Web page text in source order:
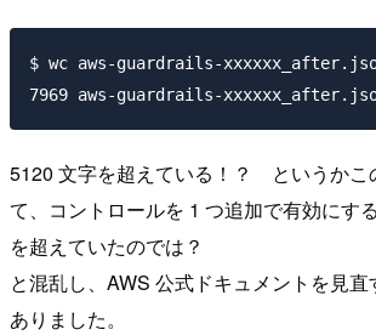
$ wc aws-guardrails-
5120 文字を超えている！？ というかこ
て、コントロールを 1 つ追加で有効にす
を超えていたのでは？
と混乱し、AWS 公式ドキュメントを見
ありました。